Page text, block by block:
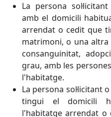
La persona
amb el domicili
arrendat o cedit que
matrimoni, o una altra
consanguinitat,
grau, amb les
l'habitatge.
La persona sol·licitant
tingui el domicili
l'habitatge arrendat o